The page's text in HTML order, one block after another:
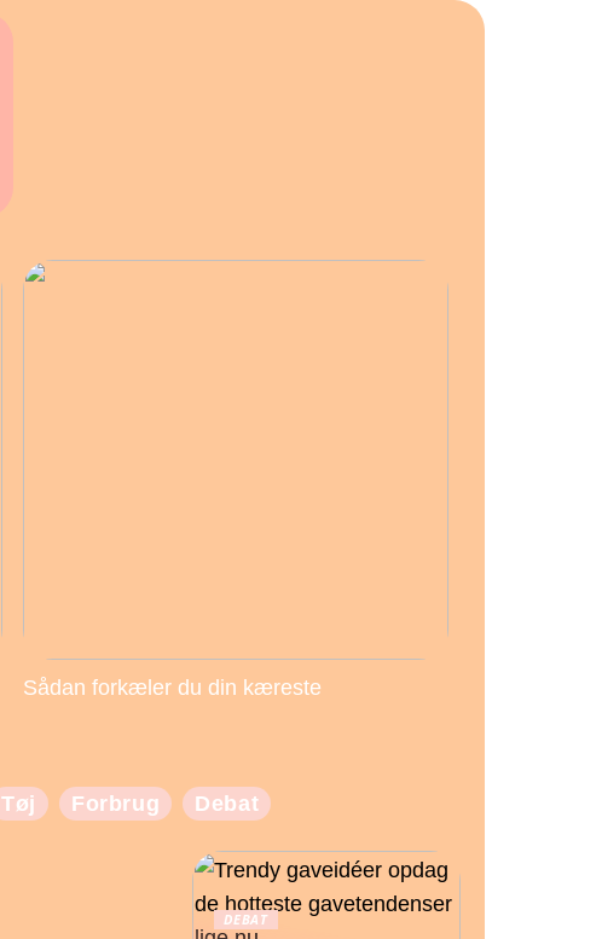
Sådan forkæler du din kæreste
Tøj Forbrug Debat
DEBAT